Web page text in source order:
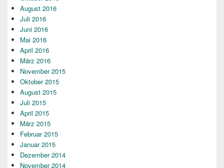
August 2016
Juli 2016
Juni 2016
Mai 2016
April 2016
März 2016
November 2015
Oktober 2015
August 2015
Juli 2015
April 2015
März 2015
Februar 2015
Januar 2015
Dezember 2014
November 2014